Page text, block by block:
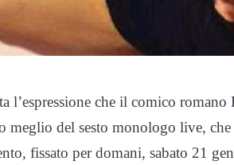
che il comico romano
meglio del sesto monologo live,
fissato per domani, sabato 21